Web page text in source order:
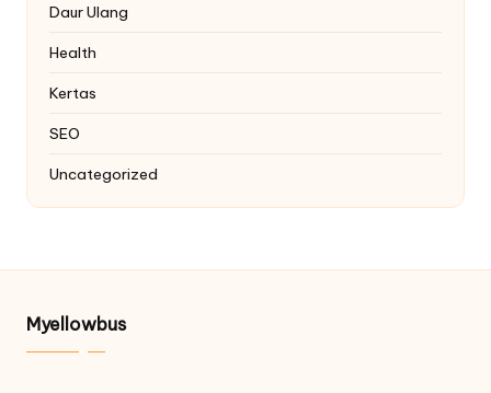
Daur Ulang
Health
Kertas
SEO
Uncategorized
Myellowbus